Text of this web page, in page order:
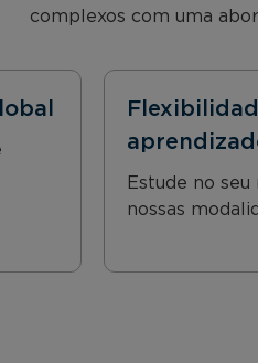
complexos com uma
Estude no
nossas